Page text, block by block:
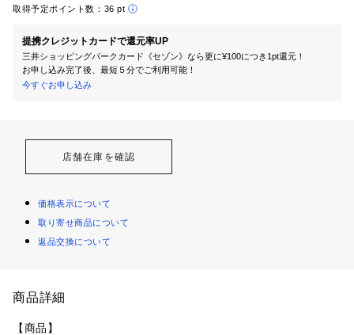
取得予定ポイント数： 36 pt
提携クレジットカードで還元率UP
三井ショッピングパークカード《セゾン》なら更に¥100につき1pt還元！
お申し込み完了後、最短５分でご利用可能！
今すぐお申し込み
店舗在庫を確認
価格表示について
取り寄せ商品について
返品交換について
商品詳細
【商品】